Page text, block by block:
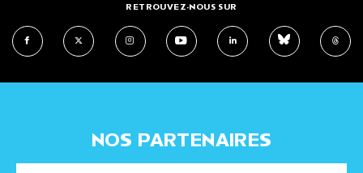
RETROUVEZ-NOUS SUR
NOS PARTENAIRES